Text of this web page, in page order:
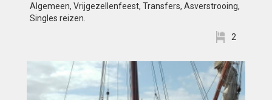
Algemeen, Vrijgezellenfeest, Transfers, Asverstrooing,
Singles reizen.
2